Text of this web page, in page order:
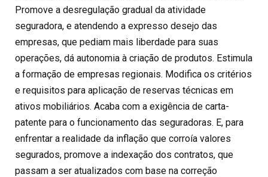
Promove a desregulação gradual da atividade
seguradora, e atendendo a expresso desejo das
empresas, que pediam mais liberdade para suas
operações, dá autonomia à criação de produtos. Estimula
a formação de empresas regionais. Modifica os critérios
e requisitos para aplicação de reservas técnicas em
ativos mobiliários. Acaba com a exigência de carta-
patente para o funcionamento das seguradoras. E, para
enfrentar a realidade da inflação que corroía valores
segurados, promove a indexação dos contratos, que
passam a ser atualizados com base na correção